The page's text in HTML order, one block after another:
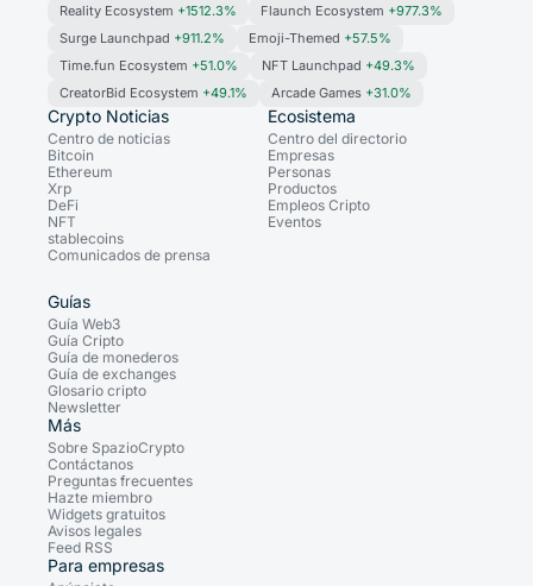
Reality Ecosystem +1512.3% Flaunch Ecosystem +977.3%
Surge Launchpad +911.2% Emoji-Themed +57.5%
Time.fun Ecosystem +51.0% NFT Launchpad +49.3%
CreatorBid Ecosystem +49.1% Arcade Games +31.0%
Crypto Noticias
Centro de noticias
Bitcoin
Ethereum
Xrp
DeFi
NFT
stablecoins
Comunicados de prensa
Ecosistema
Centro del directorio
Empresas
Personas
Productos
Empleos Cripto
Eventos
Guías
Guía Web3
Guía Cripto
Guía de monederos
Guía de exchanges
Glosario cripto
Newsletter
Más
Sobre SpazioCrypto
Contáctanos
Preguntas frecuentes
Hazte miembro
Widgets gratuitos
Avisos legales
Feed RSS
Para empresas